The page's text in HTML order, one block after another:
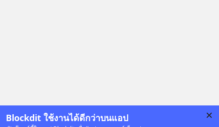
Blockdit ใช้งานได้ดีกว่าบนแอป